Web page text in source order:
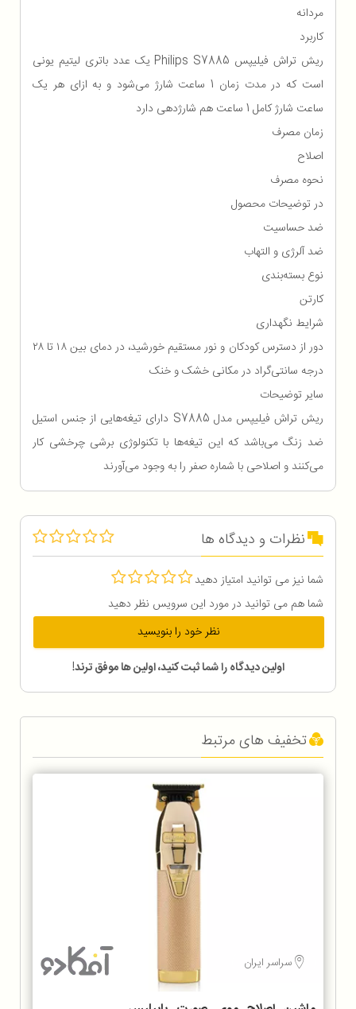
مردانه
کاربرد
ریش تراش فیلیپس Philips S7885 یک عدد باتری لیتیم یونی
است که در مدت زمان 1 ساعت شارژ می‌شود و به ازای هر یک
ساعت شارژ کامل 1 ساعت هم شارژدهی دارد
زمان مصرف
اصلاح
نحوه مصرف
در توضیحات محصول
ضد حساسیت
ضد آلرژی و التهاب
نوع بسته‌بندی
کارتن
شرایط نگهداری
دور از دسترس کودکان و نور مستقیم خورشید، در دمای بین ۱۸ تا ۲۸
درجه سانتی‌گراد در مکانی خشک و خنک
سایر توضیحات
ریش تراش فیلیپس مدل S7885 دارای تیغه‌هایی از جنس استیل
ضد زنگ می‌باشد که این تیغه‌ها با تکنولوژی برشی چرخشی کار
می‌کنند و اصلاحی با شماره صفر را به وجود می‌آورند
نظرات و دیدگاه ها
شما نیز می توانید امتیاز دهید
شما هم می توانید در مورد این سرویس نظر دهید
نظر خود را بنویسید
اولین دیدگاه را شما ثبت کنید، اولین ها موفق ترند!
تخفیف های مرتبط
سراسر ایران